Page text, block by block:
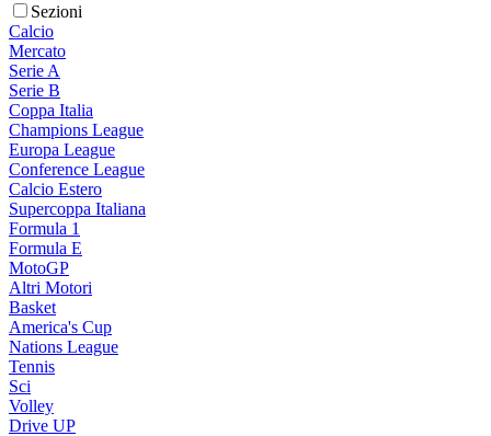
Sezioni
Calcio
Mercato
Serie A
Serie B
Coppa Italia
Champions League
Europa League
Conference League
Calcio Estero
Supercoppa Italiana
Formula 1
Formula E
MotoGP
Altri Motori
Basket
America's Cup
Nations League
Tennis
Sci
Volley
Drive UP